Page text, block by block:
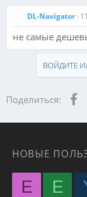
DL-Navigator
не самые
ВОЙДИТЕ
Поделиться:
НОВЫЕ
E E